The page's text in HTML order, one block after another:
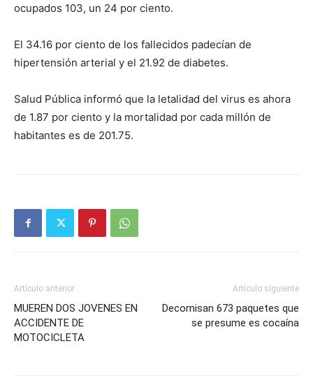
ocupados 103, un 24 por ciento.
El 34.16 por ciento de los fallecidos padecían de
hipertensión arterial y el 21.92 de diabetes.
Salud Pública informó que la letalidad del virus es ahora
de 1.87 por ciento y la mortalidad por cada millón de
habitantes es de 201.75.
Artículo anterior
MUEREN DOS JOVENES EN
ACCIDENTE DE
MOTOCICLETA
Artículo siguiente
Decomisan 673 paquetes que
se presume es cocaína